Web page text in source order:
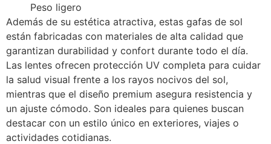
Peso ligero
Además de su estética atractiva, estas gafas de sol
están fabricadas con materiales de alta calidad que
garantizan durabilidad y confort durante todo el día.
Las lentes ofrecen protección UV completa para cuidar
la salud visual frente a los rayos nocivos del sol,
mientras que el diseño premium asegura resistencia y
un ajuste cómodo. Son ideales para quienes buscan
destacar con un estilo único en exteriores, viajes o
actividades cotidianas.